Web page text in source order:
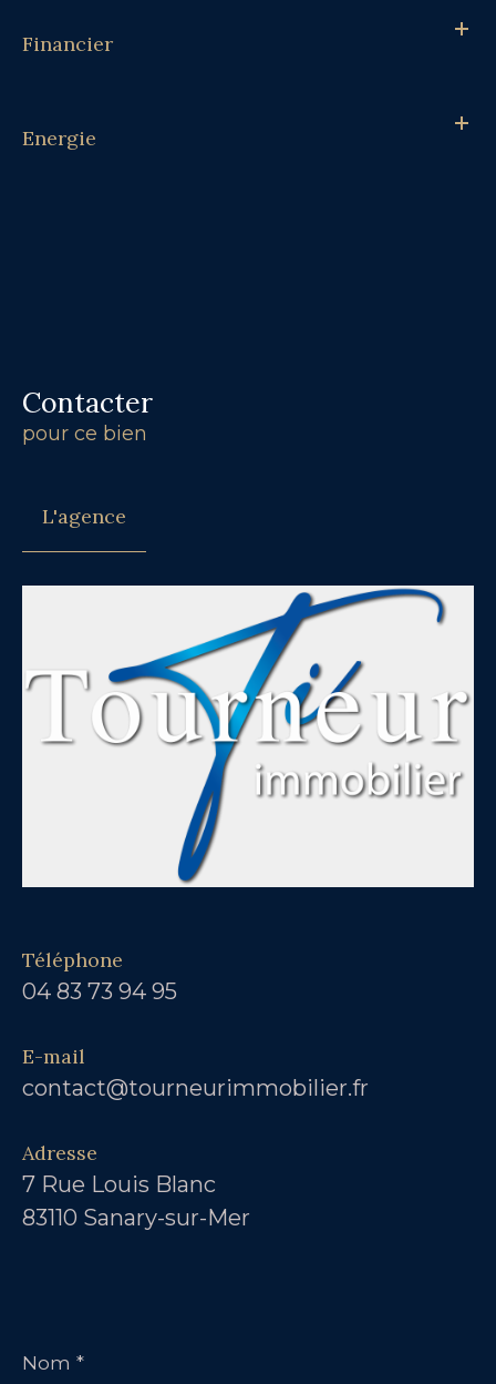
Financier
Energie
Contacter
pour ce bien
L'agence
Téléphone
04 83 73 94 95
E-mail
contact@tourneurimmobilier.fr
Adresse
7 Rue Louis Blanc
83110 Sanary-sur-Mer
*